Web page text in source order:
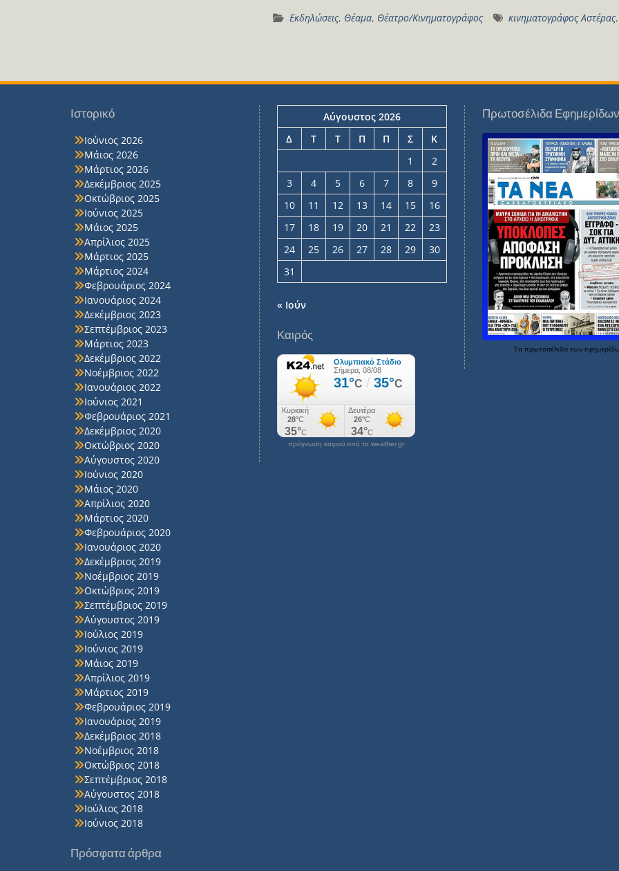
Εκδηλώσεις, Θέαμα, Θέατρο/Κινηματογράφος κινηματογράφος Αστέρας
Ιστορικό
Ιούνιος 2026
Μάιος 2026
Μάρτιος 2026
Δεκέμβριος 2025
Οκτώβριος 2025
Ιούνιος 2025
Μάιος 2025
Απρίλιος 2025
Μάρτιος 2025
Μάρτιος 2024
Φεβρουάριος 2024
Ιανουάριος 2024
Δεκέμβριος 2023
Σεπτέμβριος 2023
Μάρτιος 2023
Δεκέμβριος 2022
Νοέμβριος 2022
Ιανουάριος 2022
Ιούνιος 2021
Φεβρουάριος 2021
Δεκέμβριος 2020
Οκτώβριος 2020
Αύγουστος 2020
Ιούνιος 2020
Μάιος 2020
Απρίλιος 2020
Μάρτιος 2020
Φεβρουάριος 2020
Ιανουάριος 2020
Δεκέμβριος 2019
Νοέμβριος 2019
Οκτώβριος 2019
Σεπτέμβριος 2019
Αύγουστος 2019
Ιούλιος 2019
Ιούνιος 2019
Μάιος 2019
Απρίλιος 2019
Μάρτιος 2019
Φεβρουάριος 2019
Ιανουάριος 2019
Δεκέμβριος 2018
Νοέμβριος 2018
Οκτώβριος 2018
Σεπτέμβριος 2018
Αύγουστος 2018
Ιούλιος 2018
Ιούνιος 2018
Πρόσφατα άρθρα
Αύγουστος 2026
Δ
Τ Τ Π Π Σ
Κ
1
2
3
4 5 6 7 8
9
10
11 12 13 14 15
16
17
18 19 20 21 22
23
24
25 26 27 28 29
30
31
« Ιούν
Καιρός
πρόγνωση καιρού από το weather.gr
Πρωτοσέλιδα Εφημερίδων
Τα πρωτοσέλιδα των